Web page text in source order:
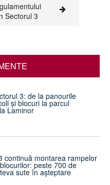
Sectorul 3
3: de la panourile
și blocuri la parcul
Laminor
continuă montarea rampelor
peste 700 de
sute în așteptare